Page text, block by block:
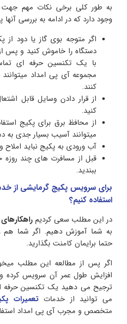
به طور کلی برخی نکات مهم جهت
وجود دارد که در ادامه به بررسی آنها
اگر متوجه بوی گاز یا دود
دستگاه را خاموش کنید و پس
با یک تکنسین حرفه ای
مجموعه آی پی امداد
کنند.
از قرار دادن وسایل قابل
کنید.
از محافظ برق برای پکیج
میتوانند آسیب بسیار جدی به
آب ورودی به پکیج نباید املاح
قبل از مسافرت های چند روزه
ببندید.
برای سرویس پکیج گرمایشی از
استفاده کنیم؟
در این مطلب سعی کردیم
به شما آموزش دهیم. اگر شما هم
حتما برایمان کامنت بگذارید.
اگر پس از مطالعه این مطلب
افزایش طول عمر آن سرویس کرده
ترجیح می دهید یک تکنسین حرفه
می توانید از خدمات تعمیرات
متخصص و مجرب آی پی امداد